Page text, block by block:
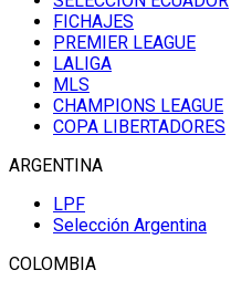
FICHAJES
PREMIER LEAGUE
LALIGA
MLS
CHAMPIONS LEAGUE
COPA LIBERTADORES
ARGENTINA
LPF
Selección Argentina
COLOMBIA